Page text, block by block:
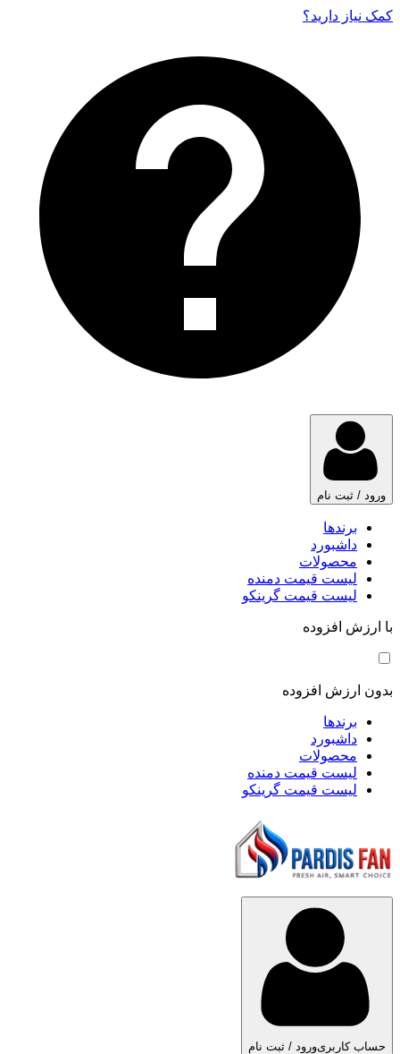
کمک نیاز دارید‌؟
ورود / ثبت نام
برندها
داشبورد
محصولات
لیست قیمت دمنده
لیست قیمت گرینکو
با ارزش افزوده
بدون ارزش افزوده
برندها
داشبورد
محصولات
لیست قیمت دمنده
لیست قیمت گرینکو
حساب کاربریورود / ثبت نام